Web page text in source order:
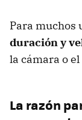
Para muchos
duración y
la cámara o
La razón